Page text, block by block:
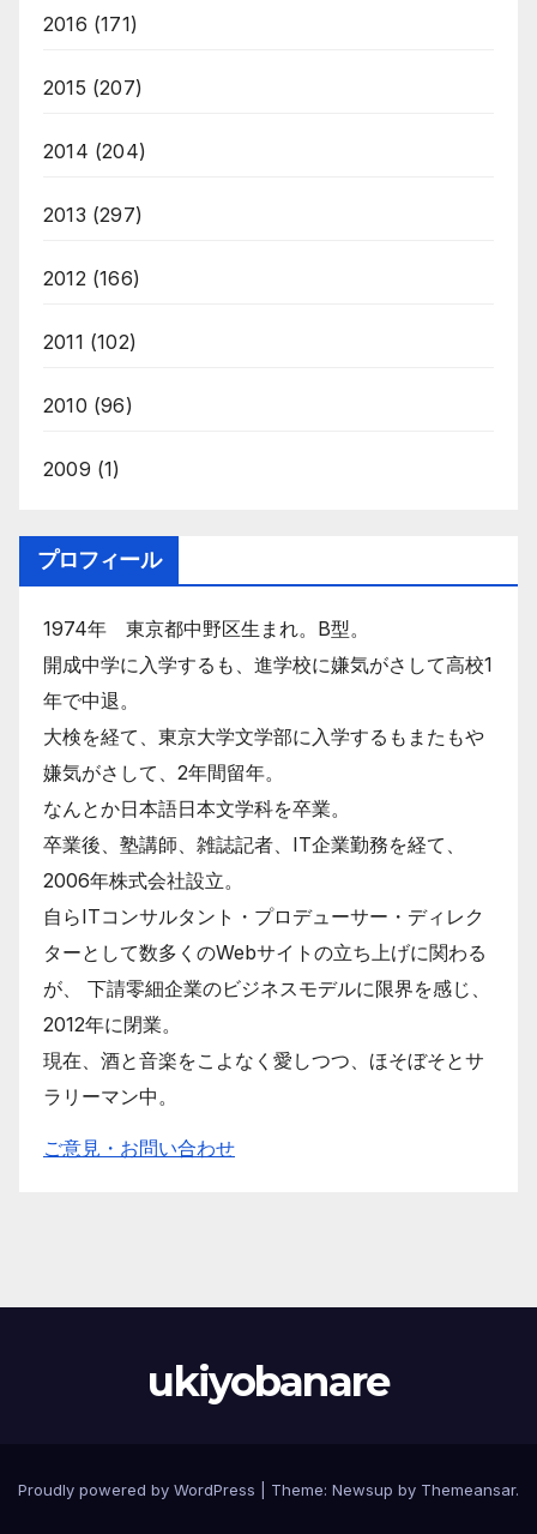
2016 (171)
2015 (207)
2014 (204)
2013 (297)
2012(166)
2011 (102)
2010 (96)
2009 (1)
プロフィール
1974年 東京都中野区生まれ。B型。
開成中学に入学するも、進学校に嫌気がさして高校1
年で中退。
大検を経て、東京大学文学部に入学するもまたもや
嫌気がさして、2年間留年。
なんとか日本語日本文学科を卒業。
卒業後、塾講師、雑誌記者、IT企業勤務を経て、
2006年株式会社設立。
自らITコンサルタント・プロデューサー・ディレク
ターとして数多くのWebサイトの立ち上げに関わる
が、 下請零細企業のビジネスモデルに限界を感じ、
2012年に閉業。
現在、酒と音楽をこよなく愛しつつ、ほそぼそとサ
ラリーマン中。
ご意見・お問い合わせ
ukiyobanare
Proudly powered by WordPress Theme: Newsup by Themeansar.